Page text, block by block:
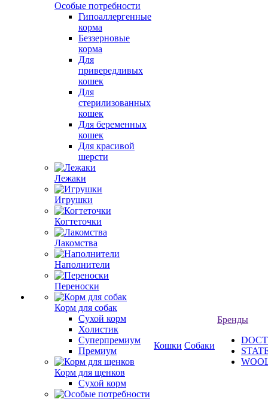
Особые потребности
Гипоаллергенные
корма
Беззерновые
корма
Для
привередливых
кошек
Для
стерилизованных
кошек
Для беременных
кошек
Для красивой
шерсти
Лежаки
Игрушки
Когтеточки
Лакомства
Наполнители
Переноски
Корм для собак
Сухой корм
Холистик
Суперпремиум
Премиум
Корм для щенков
Сухой корм
Кошки Собаки
Бренды